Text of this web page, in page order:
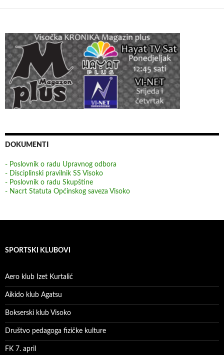
DOKUMENTI
- Poslovnik o radu Upravnog odbora
- Disciplinski pravilnik SS Visoko
- Poslovnik o radu Skupštine
- Nacrt Statuta Općinskog saveza Visoko
SPORTSKI KLUBOVI
Aero klub Izet Kurtalić
Aikido klub Agatsu
Bokserski klub Visoko
Društvo pedagoga fizičke kulture
FK 7. april